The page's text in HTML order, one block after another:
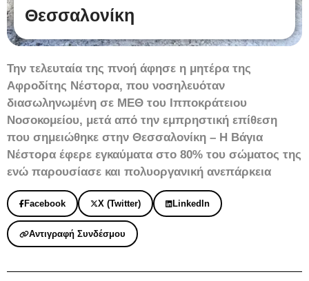
Θεσσαλονίκη
Την τελευταία της πνοή άφησε η μητέρα της
Αφροδίτης Νέστορα, που νοσηλευόταν
διασωληνωμένη σε ΜΕΘ του Ιπποκράτειου
Νοσοκομείου, μετά από την εμπρηστική επίθεση
που σημειώθηκε στην Θεσσαλονίκη – Η Βάγια
Νέστορα έφερε εγκαύματα στο 80% του σώματος της
ενώ παρουσίασε και πολυοργανική ανεπάρκεια
Facebook X (Twitter) LinkedIn
Αντιγραφή Συνδέσμου